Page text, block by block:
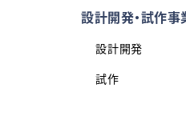
設計開発・試作事
設計開発
試作